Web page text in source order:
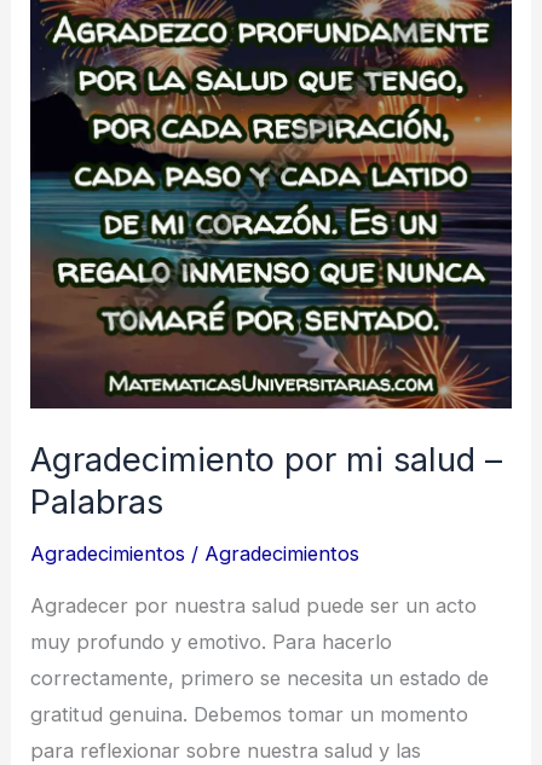
personas
que
me
inspiran
Agradecimiento por mi salud –
Palabras
Agradecimientos / Agradecimientos
Agradecer por nuestra salud puede ser un acto
muy profundo y emotivo. Para hacerlo
correctamente, primero se necesita un estado de
gratitud genuina. Debemos tomar un momento
para reflexionar sobre nuestra salud y las